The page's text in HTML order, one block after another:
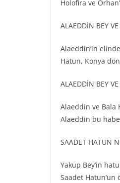
Holofira ve
ALAEDDİN BEY
Alaeddin’in
Hatun, Konya
ALAEDDİN BEY
Alaeddin ve Bala
Alaeddin bu
SAADET HATUN
Yakup Bey’in
Saadet Hatun’un